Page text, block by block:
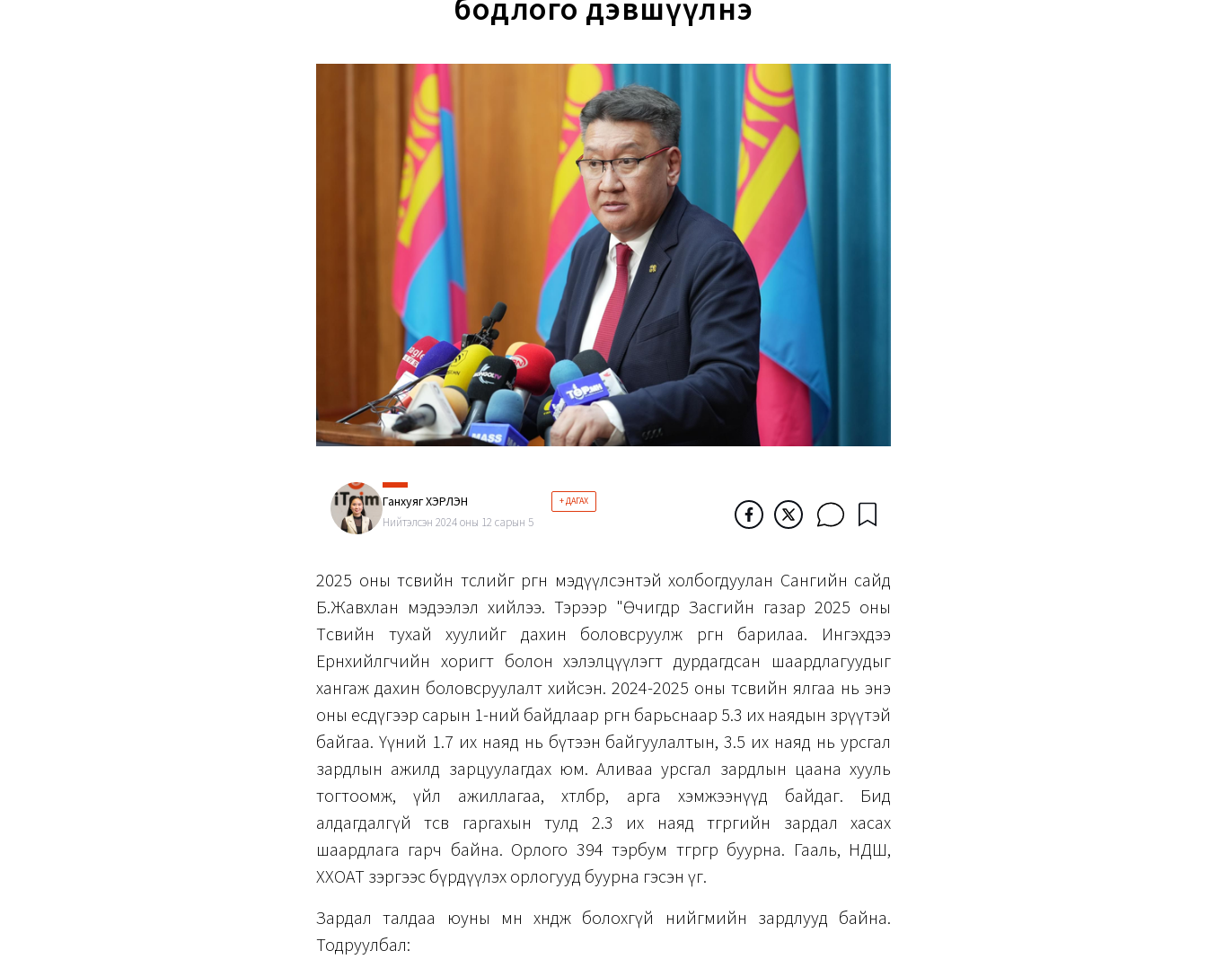
Ганхуяг ХЭРЛЭН + ДАГАХ
Нийтэлсэн 2024 оны 12 сарын 5
2025 оны төсвийн төслийг өргөн мэдүүлсэнтэй холбогдуулан Сангийн сайд
Б.Жавхлан мэдээлэл хийлээ. Тэрээр "Өчигдөр Засгийн газар 2025 оны
Төсвийн тухай хуулийг дахин боловсруулж өргөн барилаа. Ингэхдээ
Ерөнхийлөгчийн хоригт болон хэлэлцүүлэгт дурдагдсан шаардлагуудыг
хангаж дахин боловсруулалт хийсэн. 2024-2025 оны төсвийн ялгаа нь энэ
оны есдүгээр сарын 1-ний байдлаар өргөн барьснаар 5.3 их наядын зөрүүтэй
байгаа. Үүний 1.7 их наяд нь бүтээн байгуулалтын, 3.5 их наяд нь урсгал
зардлын ажилд зарцуулагдах юм. Аливаа урсгал зардлын цаана хууль
тогтоомж, үйл ажиллагаа, хөтөлбөр, арга хэмжээнүүд байдаг. Бид
алдагдалгүй төсөв гаргахын тулд 2.3 их наяд төгрөгийн зардал хасах
шаардлага гарч байна. Орлого 394 тэрбум төгрөгөөр буурна. Гааль, НДШ,
ХХОАТ зэргээс бүрдүүлэх орлогууд буурна гэсэн үг.
Зардал талдаа юуны өмнө хөндөж болохгүй нийгмийн зардлууд байна.
Тодруулбал: